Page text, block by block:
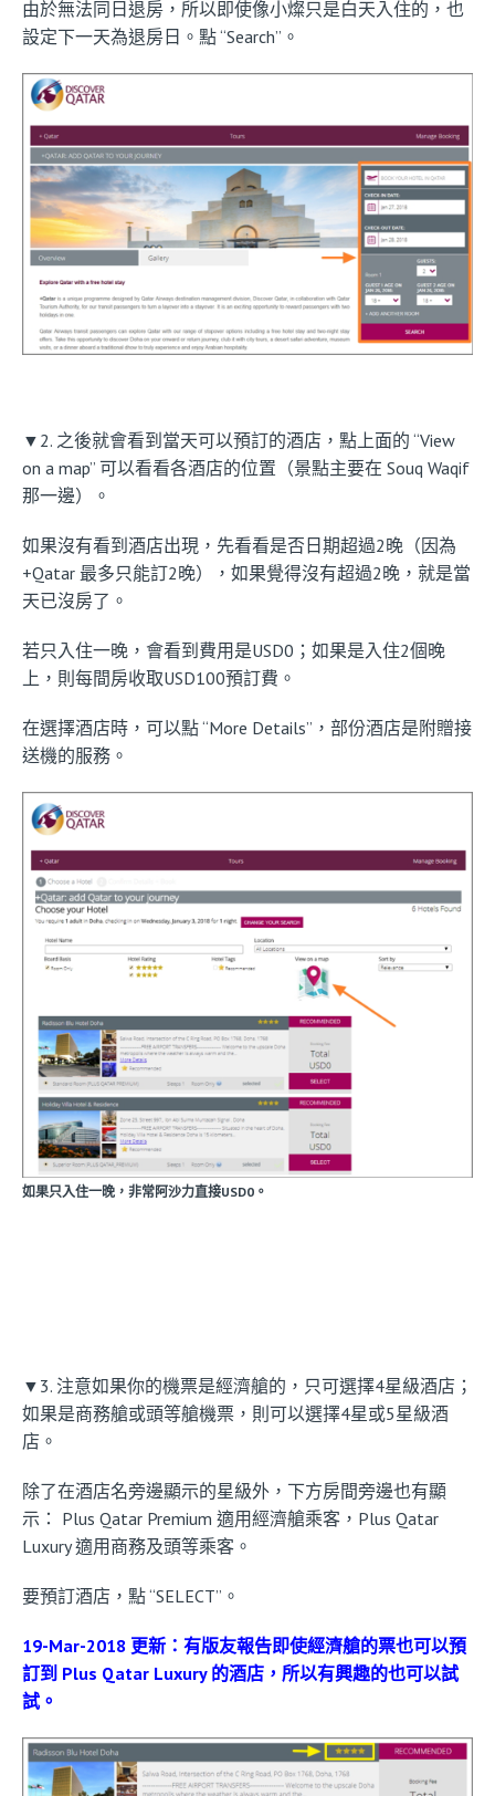
由於無法同日退房，所以即使像小燦只是白天入住的，也
設定下一天為退房日。點 “Search”。
▼2. 之後就會看到當天可以預訂的酒店，點上面的 “View
on a map” 可以看看各酒店的位置（景點主要在 Souq Waqif
那一邊）。
如果沒有看到酒店出現，先看看是否日期超過2晚（因為
+Qatar 最多只能訂2晚），如果覺得沒有超過2晚，就是當
天已沒房了。
若只入住一晚，會看到費用是USD0；如果是入住2個晚
上，則每間房收取USD100預訂費。
在選擇酒店時，可以點 “More Details”，部份酒店是附贈接
送機的服務。
如果只入住一晚，非常阿沙力直接USD0。
▼3. 注意如果你的機票是經濟艙的，只可選擇4星級酒店；
如果是商務艙或頭等艙機票，則可以選擇4星或5星級酒
店。
除了在酒店名旁邊顯示的星級外，下方房間旁邊也有顯
示： Plus Qatar Premium 適用經濟艙乘客，Plus Qatar
Luxury 適用商務及頭等乘客。
要預訂酒店，點 “SELECT”。
19-Mar-2018 更新：有版友報告即使經濟艙的票也可以預
訂到 Plus Qatar Luxury 的酒店，所以有興趣的也可以試
試。